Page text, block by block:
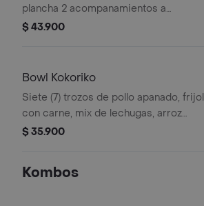
plancha 2 acompanamientos a
eleccion
$ 43.900
Bowl Kokoriko
Siete (7) trozos de pollo apanado, frijol
con carne, mix de lechugas, arroz
blanco; acompañados de pico de
$ 35.900
Kombos